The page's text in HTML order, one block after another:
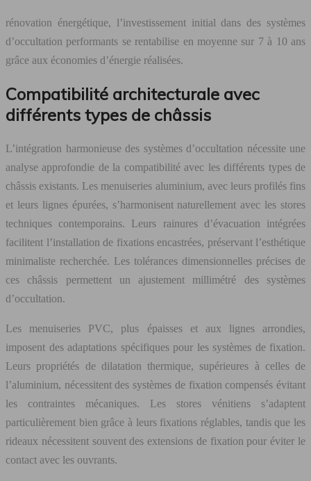
rénovation énergétique, l’investissement initial dans des systèmes
d’occultation performants se rentabilise en moyenne sur 7 à 10 ans
grâce aux économies d’énergie réalisées.
Compatibilité architecturale avec
différents types de châssis
L’intégration harmonieuse des systèmes d’occultation nécessite une
analyse approfondie de la compatibilité avec les différents types de
châssis existants. Les menuiseries aluminium, avec leurs profilés fins
et leurs lignes épurées, s’harmonisent naturellement avec les stores
techniques contemporains. Leurs rainures d’évacuation intégrées
facilitent l’installation de fixations encastrées, préservant l’esthétique
minimaliste recherchée. Les tolérances dimensionnelles précises de
ces châssis permettent un ajustement millimétré des systèmes
d’occultation.
Les menuiseries PVC, plus épaisses et aux lignes arrondies,
imposent des adaptations spécifiques pour les systèmes de fixation.
Leurs propriétés de dilatation thermique, supérieures à celles de
l’aluminium, nécessitent des systèmes de fixation compensés évitant
les contraintes mécaniques. Les stores vénitiens s’adaptent
particulièrement bien grâce à leurs fixations réglables, tandis que les
rideaux nécessitent souvent des extensions de fixation pour éviter le
contact avec les ouvrants.